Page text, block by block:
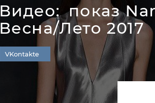
Видео:показ
Весна/Лето 2017
VKontakte